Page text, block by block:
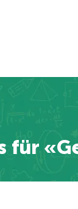
für